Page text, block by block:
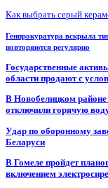
Как выбрать серый
Генпрокуратура вскрыла
повторяются регулярно
Государственные
области продают с
В Новобелицком районе
отключили горячую
Удар по оборонному
Беларуси
В Гомеле пройдет
включением